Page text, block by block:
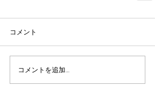
コメント
コメントを追加…